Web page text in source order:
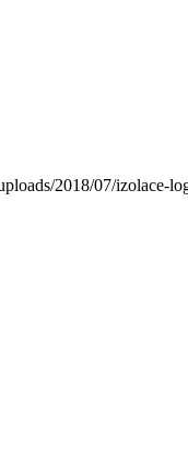
2018/07/izolace-